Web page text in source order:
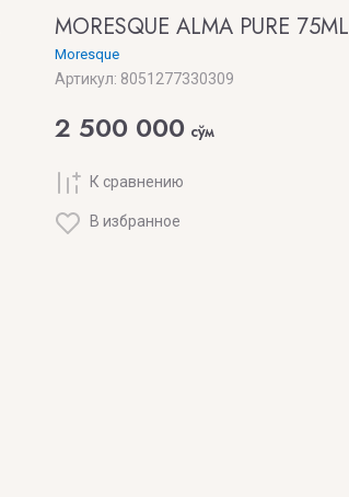
MORESQUE ALMA PURE 75ML
Moresque
Артикул: 8051277330309
2 500 000 сўм
К сравнению
В избранное